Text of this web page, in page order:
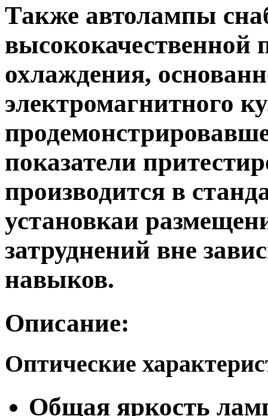
Также автолампы
высококачественной
охлаждения,
электромагнитного
показатели
производится в
установкаи
затруднений вне
навыков.
Описание:
Оптические
Общая яркость